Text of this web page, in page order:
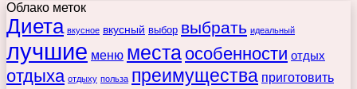
Облако меток
Диета вкусное вкусный выбор выбрать идеальный
лучшие меню места особенности отдых
отдыха отдыху польза преимущества приготовить